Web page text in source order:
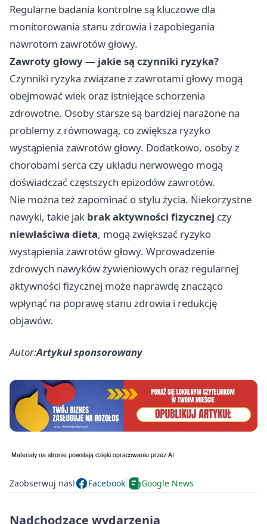
Regularne badania kontrolne są kluczowe dla
monitorowania stanu zdrowia i zapobiegania
nawrotom zawrotów głowy.
Zawroty głowy — jakie są czynniki ryzyka?
Czynniki ryzyka związane z zawrotami głowy mogą
obejmować wiek oraz istniejące schorzenia
zdrowotne. Osoby starsze są bardziej narażone na
problemy z równowagą, co zwiększa ryzyko
wystąpienia zawrotów głowy. Dodatkowo, osoby z
chorobami serca czy układu nerwowego mogą
doświadczać częstszych epizodów zawrotów.
Nie można też zapominać o stylu życia. Niekorzystne
nawyki, takie jak brak aktywności fizycznej czy
niewłaściwa dieta, mogą zwiększać ryzyko
wystąpienia zawrotów głowy. Wprowadzenie
zdrowych nawyków żywieniowych oraz regularnej
aktywności fizycznej może naprawdę znacząco
wpłynąć na poprawę stanu zdrowia i redukcję
objawów.
Autor:Artykuł sponsorowany
Zaobserwuj nas! Facebook Google News
Nadchodzące wydarzenia